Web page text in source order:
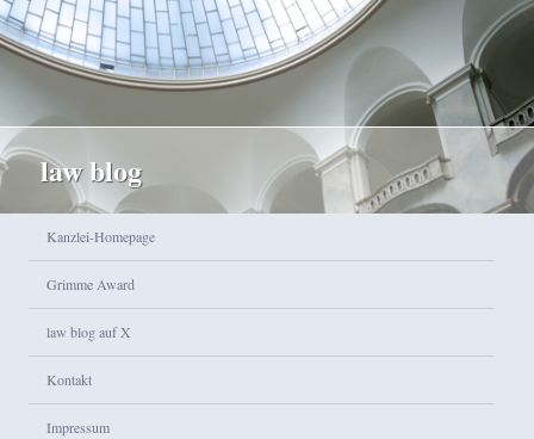
law blog
Zum Inhalt wechseln
Zum sekundären Inhalt wechseln
Kanzlei-Homepage
Grimme Award
law blog auf X
Kontakt
Impressum